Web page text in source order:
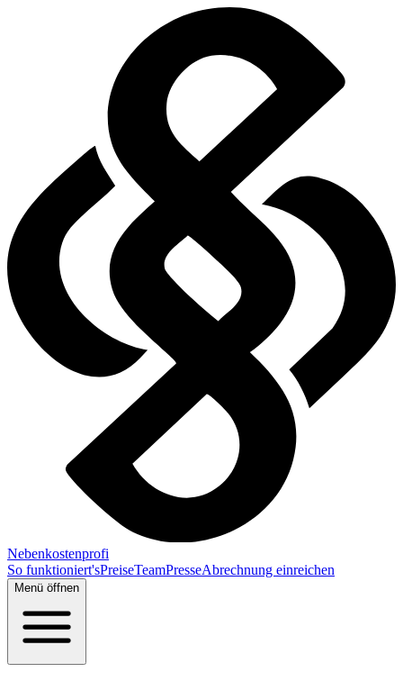
Nebenkostenprofi
So funktioniert'sPreiseTeamPresseAbrechnung einreichen
Menü öffnen